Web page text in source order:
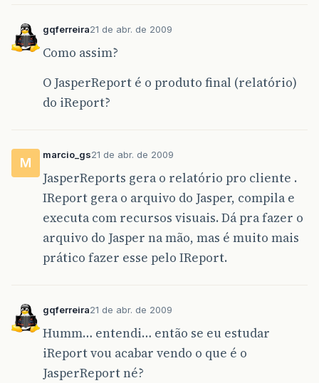
gqferreira21 de abr. de 2009
Como assim?
O JasperReport é o produto final (relatório)
do iReport?
M
marcio_gs21 de abr. de 2009
JasperReports gera o relatório pro cliente .
IReport gera o arquivo do Jasper, compila e
executa com recursos visuais. Dá pra fazer o
arquivo do Jasper na mão, mas é muito mais
prático fazer esse pelo IReport.
gqferreira21 de abr. de 2009
Humm… entendi… então se eu estudar
iReport vou acabar vendo o que é o
JasperReport né?